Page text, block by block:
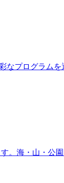
プログラム
。海・山・公